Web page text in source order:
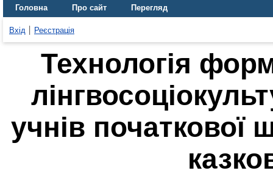
Головна Про сайт Перегляд
Вхід Реєстрація
Технологія
учнів початкової